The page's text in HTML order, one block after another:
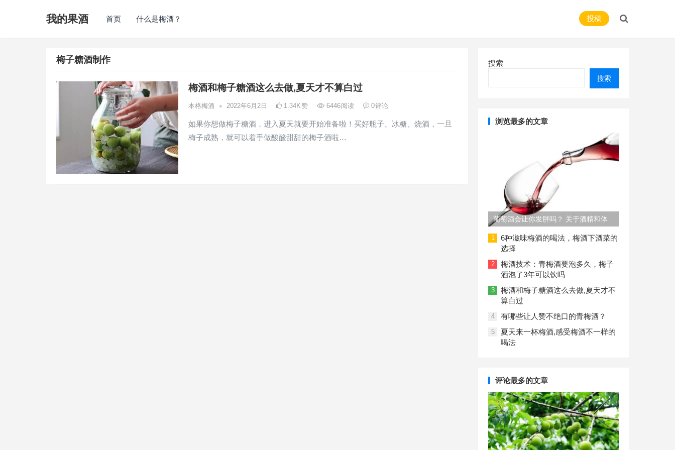
我的果酒 首页 什么是梅酒？ 投稿
梅子糖酒制作
梅酒和梅子糖酒这么去做,夏天才不算白过
本格梅酒 • 2022年6月2日 1.34K赞 6446阅读 0评论
如果你想做梅子糖酒，进入夏天就要开始准备啦！买好瓶子、冰糖、烧酒，一旦
梅子成熟，就可以着手做酸酸甜甜的梅子酒啦…
搜索
搜索
浏览最多的文章
葡萄酒会让你发胖吗？ 关于酒精和体
重增加的真相
1
6种滋味梅酒的喝法，梅酒下酒菜的
选择
2
梅酒技术：青梅酒要泡多久，梅子
酒泡了3年可以饮吗
3
梅酒和梅子糖酒这么去做,夏天才不
算白过
4 有哪些让人赞不绝口的青梅酒？
5
夏天来一杯梅酒,感受梅酒不一样的
喝法
评论最多的文章